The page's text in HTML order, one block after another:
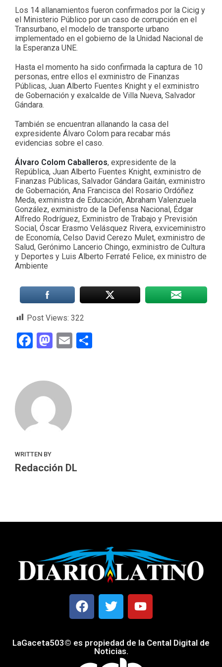
Los 14 allanamientos fueron confirmados por la Cicig y
el Ministerio Público por un caso de corrupción en el
Transurbano, el modelo de transporte urbano
implementado en el gobierno de la Unidad Nacional de
la Esperanza UNE.
Hasta el momento ha sido confirmada la captura de 10
personas, entre ellos el exministro de Finanzas
Públicas, Juan Alberto Fuentes Knight y el exministro
de Gobernación y exalcalde de Villa Nueva, Salvador
Gándara.
También se encuentran allanando la casa del
expresidente Álvaro Colom para recabar más
evidencias sobre el caso.
Álvaro Colom Caballeros, expresidente de la
República, Juan Alberto Fuentes Knight, exministro de
Finanzas Públicas, Salvador Gándara Gaitán, exministro
de Gobernación, Ana Francisca del Rosario Ordóñez
Meda, exministra de Educación, Abraham Valenzuela
González, exministro de la Defensa Nacional, Édgar
Alfredo Rodríguez, Exministro de Trabajo y Previsión
Social, Óscar Erasmo Velásquez Rivera, exviceministro
de Economía, Celso David Cerezo Mulet, exministro de
Salud, Gerónimo Lancerio Chingo, exministro de Cultura
y Deportes y Luis Alberto Ferraté Felice, ex ministro de
Ambiente
Post Views: 322
Facebook
Mastodon
Email
WRITTEN BY
Redacción DL
LaGaceta503© es propiedad de la Cental Digital de
Noticias.